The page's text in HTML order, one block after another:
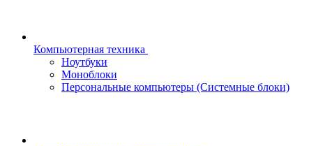
Компьютерная техника
Ноутбуки
Моноблоки
Персональные компьютеры (Системные блоки)